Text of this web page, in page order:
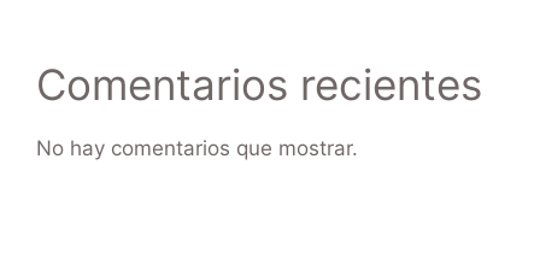
Comentarios recientes
No hay comentarios que mostrar.